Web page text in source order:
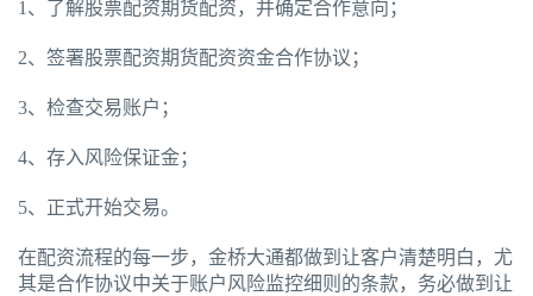
1、了解股票配资期货配资，并确定合作意向；
2、签署股票配资期货配资资金合作协议；
3、检查交易账户；
4、存入风险保证金；
5、正式开始交易。
在配资流程的每一步，金桥大通都做到让客户清楚明白，尤
其是合作协议中关于账户风险监控细则的条款，务必做到让